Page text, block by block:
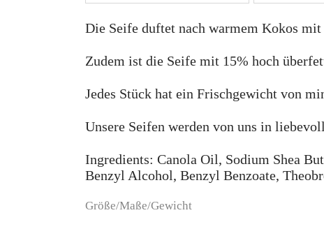
Die Seife duftet nach warmem Kokos
Zudem ist die Seife mit 15% hoch
Jedes Stück hat ein Frischgewicht von
Unsere Seifen werden von uns in
Ingredients: Canola Oil, Sodium Shea
Benzyl Alcohol, Benzyl Benzoate,
Größe/Maße/Gewicht